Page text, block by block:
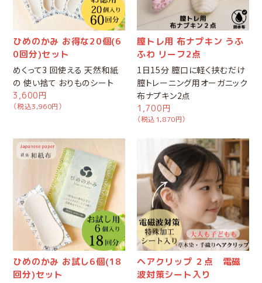
ひめのかみ お得な20個(6
0回分)セット
めくって3 回使える 天然和紙
の 使い捨て おりものシート
3,600円
（税込3,960円）
膣トレ用 布ナプキン うふ
ふわ リーフ2点
1日15分 膣口に軽く挟むだけ
膣トレーニング用オーガニック
布ナプキン2点
1,700円
（税込1,870円）
ひめのかみ お試し6個(18
回分)セット
ヘアクリップ ２点 電磁
波対策シート入り